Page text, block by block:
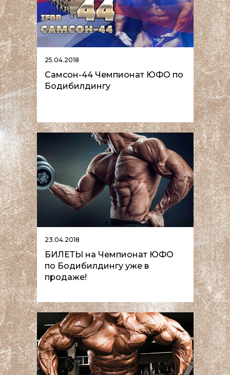
25.04.2018
Самсон-44 Чемпионат ЮФО по
Бодибилдингу
23.04.2018
БИЛЕТЫ на Чемпионат ЮФО
по Бодибилдингу уже в
продаже!